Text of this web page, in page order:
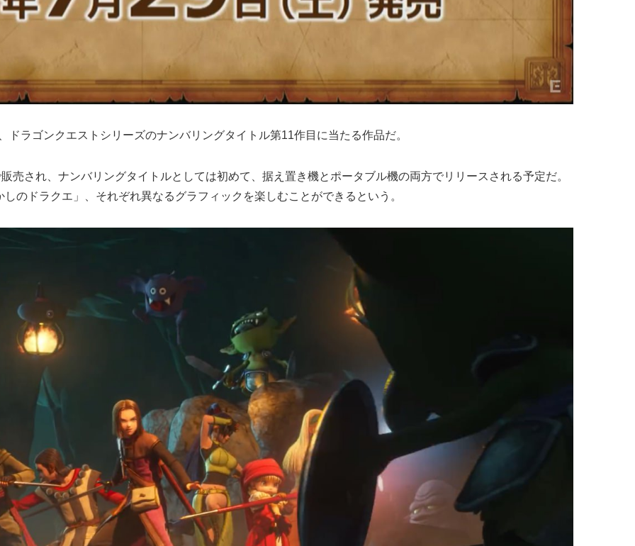
ラゴンクエストシリーズのナンバリングタイトル第11作目に当たる作品だ。
売され、ナンバリングタイトルとしては初めて、据え置き機とポータブル機の両方でリリースされる予定だ。
のドラクエ」、それぞれ異なるグラフィックを楽しむことができるという。